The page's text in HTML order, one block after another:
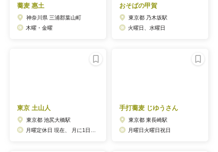
蕎麦 惠土
神奈川県 三浦郡葉山町
木曜・金曜
おそばの甲賀
東京都 乃木坂駅
火曜日、水曜日
東京 土山人
東京都 池尻大橋駅
手打蕎麦 じゆうさん
東京都 東長崎駅
月曜日火曜日祝日